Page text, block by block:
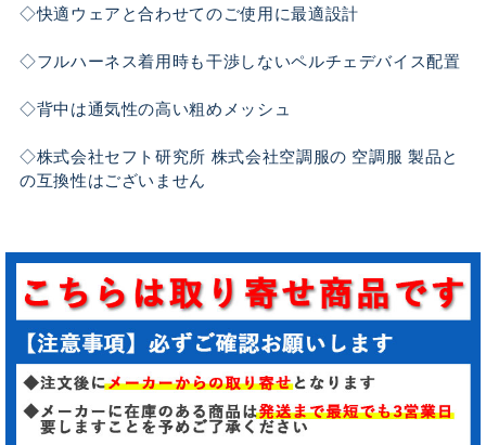
◇快適ウェアと合わせてのご使用に最適設計
◇フルハーネス着用時も干渉しないペルチェデバイス配置
◇背中は通気性の高い粗めメッシュ
◇株式会社セフト研究所 株式会社空調服の 空調服 製品と
の互換性はございません